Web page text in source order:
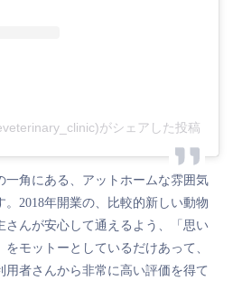
がシェアした投稿
一角にある、アットホームな雰囲気
2018年開業の、比較的新しい動物
さんが安心して通えるよう、「思い
モットーとしているだけあって、
用者さんから非常に高い評価を得て